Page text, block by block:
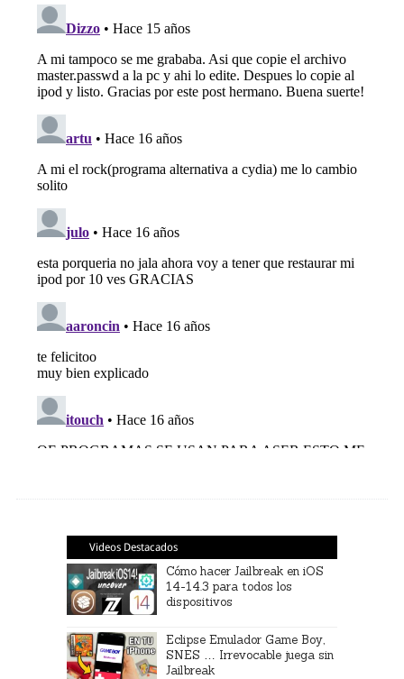
Videos Destacados
Cómo hacer Jailbreak en iOS
14-14.3 para todos los
dispositivos
Eclipse Emulador Game Boy,
SNES … Irrevocable juega sin
Jailbreak